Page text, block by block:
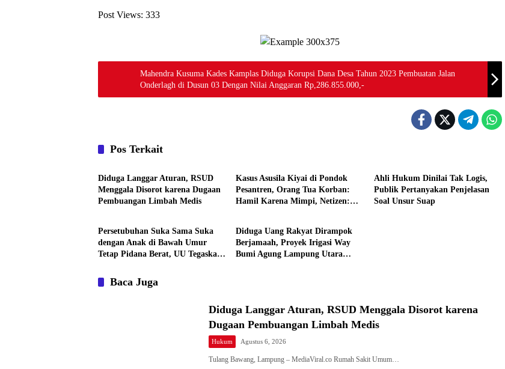
Post Views: 333
Mahendra Kusuma Kades Kamplas Diduga Korupsi Dana Desa Tahun 2023 Pembuatan Jalan
Onderlagh di Dusun 03 Dengan Nilai Anggaran Rp,286.855.000,-
Pos Terkait
Hukum
Diduga Langgar Aturan, RSUD
Menggala Disorot karena Dugaan
Pembuangan Limbah Medis
Kasus Asusila Kiyai di Pondok
Pesantren, Orang Tua Korban:
Hamil Karena Mimpi, Netizen:
Ahli Hukum Dinilai Tak Logis,
Publik Pertanyakan Penjelasan
Soal Unsur Suap
Persetubuhan Suka Sama Suka
dengan Anak di Bawah Umur
Tetap Pidana Berat, UU Tegaskan
Lampura Diminta Tegas, Banyak
yang Belum Diungkap, Periksa
Diduga Uang Rakyat Dirampok
Berjamaah, Proyek Irigasi Way
Bumi Agung Lampung Utara
Baca Juga
Diduga Langgar Aturan, RSUD Menggala Disorot karena
Dugaan Pembuangan Limbah Medis
Hukum Agustus 6, 2026
Tulang Bawang, Lampung – MediaViral.co Rumah Sakit Umum…